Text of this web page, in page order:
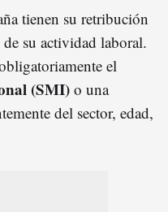
tienen su retribución
su actividad laboral.
el
(SMI) o una
del sector, edad,